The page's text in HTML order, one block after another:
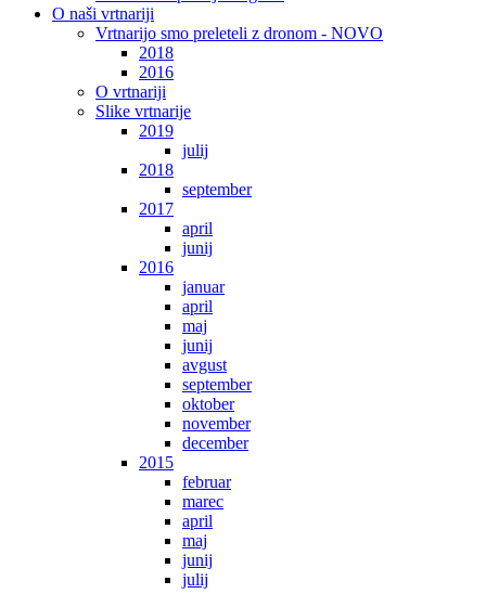
O naši vrtnariji
Vrtnarijo smo preleteli z dronom - NOVO
2018
2016
O vrtnariji
Slike vrtnarije
2019
julij
2018
september
2017
april
junij
2016
januar
april
maj
junij
avgust
september
oktober
november
december
2015
februar
marec
april
maj
junij
julij